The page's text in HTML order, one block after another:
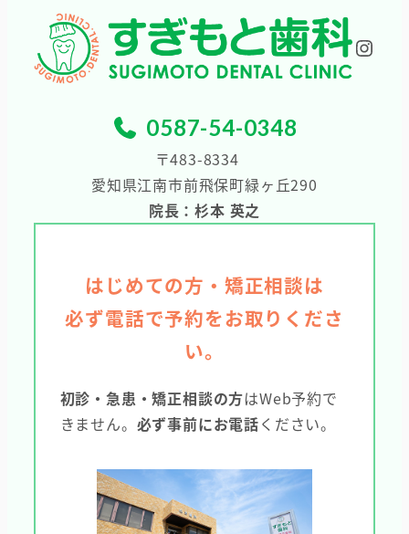
0587-54-0348
〒483-8334
愛知県江南市前飛保町緑ヶ丘290
院長：杉本 英之
はじめての方・矯正相談は
必ず電話で予約をお取りくださ
い。
初診・急患・矯正相談の方はWeb予約で
きません。 必ず事前にお電話ください。